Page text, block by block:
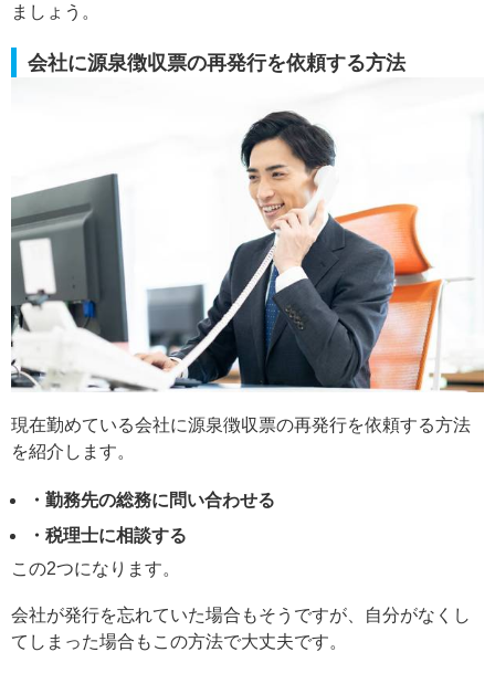
ましょう。
会社に源泉徴収票の再発行を依頼する方法
現在勤めている会社に源泉徴収票の再発行を依頼する方法
を紹介します。
・勤務先の総務に問い合わせる
・税理士に相談する
この2つになります。
会社が発行を忘れていた場合もそうですが、自分がなくし
てしまった場合もこの方法で大丈夫です。